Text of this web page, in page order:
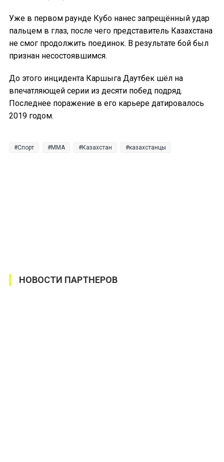
Уже в первом раунде Кубо нанес запрещённый удар
пальцем в глаз, после чего представитель Казахстана
не смог продолжить поединок. В результате бой был
признан несостоявшимся.
До этого инцидента Каршыга Даутбек шёл на
впечатляющей серии из десяти побед подряд.
Последнее поражение в его карьере датировалось
2019 годом.
Спорт MMA Казахстан казахстанцы
НОВОСТИ ПАРТНЕРОВ